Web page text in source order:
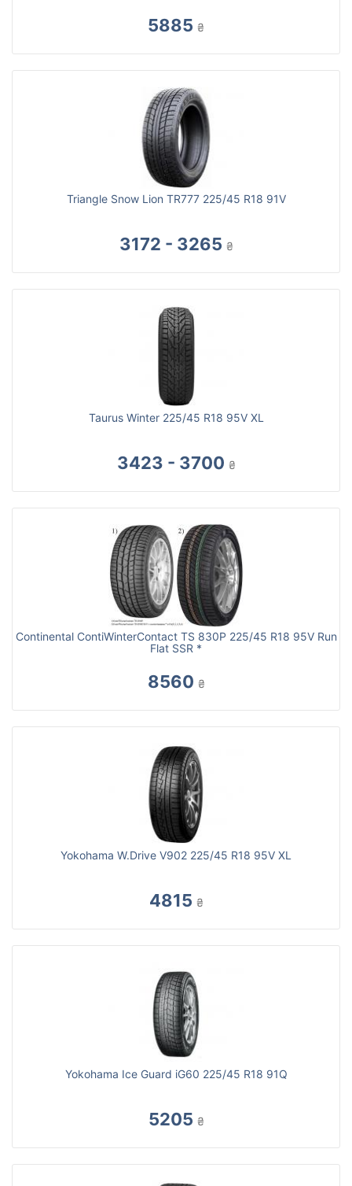
5885 ₴
Triangle Snow Lion TR777 225/45 R18 91V
3172 - 3265 ₴
Taurus Winter 225/45 R18 95V XL
3423 - 3700 ₴
Continental ContiWinterContact TS 830P 225/45 R18 95V Run
Flat SSR *
8560 ₴
Yokohama W.Drive V902 225/45 R18 95V XL
4815 ₴
Yokohama Ice Guard iG60 225/45 R18 91Q
5205 ₴